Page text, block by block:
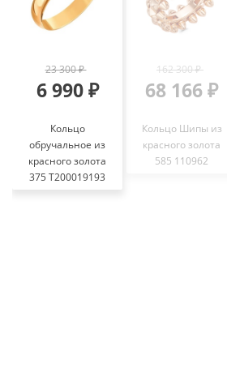
23 300 ₽
6 990 ₽
Кольцо
обручальное из
красного золота
375 Т200019193
162 300 ₽
68 166 ₽
Кольцо Шипы из
красного золота
585 110962